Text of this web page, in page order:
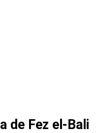
de Fez el-Bali